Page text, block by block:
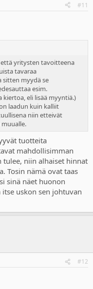
#11
yritysten tavoitteena
tavaraa
sitten myydä se
esim.
eli lisää myyntiä.)
laadun kuin kalliit
niin etteivät
tuotteita
mahdollisimman
tulee, niin alhaiset hinnat
Tosin nämä ovat taas
sinä näet huonon
uskon sen johtuvan
#12